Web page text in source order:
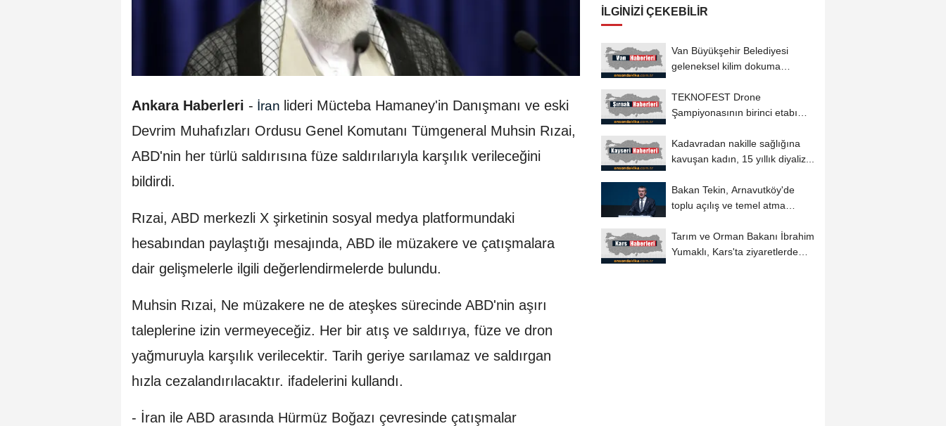
Ankara Haberleri - İran lideri Mücteba Hamaney'in Danışmanı ve eski
Devrim Muhafızları Ordusu Genel Komutanı Tümgeneral Muhsin Rızai,
ABD'nin her türlü saldırısına füze saldırılarıyla karşılık verileceğini
bildirdi.
Rızai, ABD merkezli X şirketinin sosyal medya platformundaki
hesabından paylaştığı mesajında, ABD ile müzakere ve çatışmalara
dair gelişmelerle ilgili değerlendirmelerde bulundu.
Muhsin Rızai, Ne müzakere ne de ateşkes sürecinde ABD'nin aşırı
taleplerine izin vermeyeceğiz. Her bir atış ve saldırıya, füze ve dron
yağmuruyla karşılık verilecektir. Tarih geriye sarılamaz ve saldırgan
hızla cezalandırılacaktır. ifadelerini kullandı.
- İran ile ABD arasında Hürmüz Boğazı çevresinde çatışmalar
İLGINIZI ÇEKEBILIR
Van Büyükşehir Belediyesi
geleneksel kilim dokuma
TEKNOFEST Drone
Şampiyonasının birinci etabı
Kadavradan nakille sağlığına
kavuşan kadın, 15 yıllık diyaliz...
Bakan Tekin, Arnavutköy'de
toplu açılış ve temel atma
Tarım ve Orman Bakanı İbrahim
Yumaklı, Kars'ta ziyaretlerde